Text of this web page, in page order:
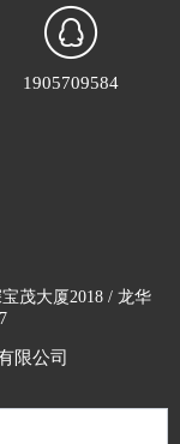
1905709584
茂大厦2018 / 龙华
限公司